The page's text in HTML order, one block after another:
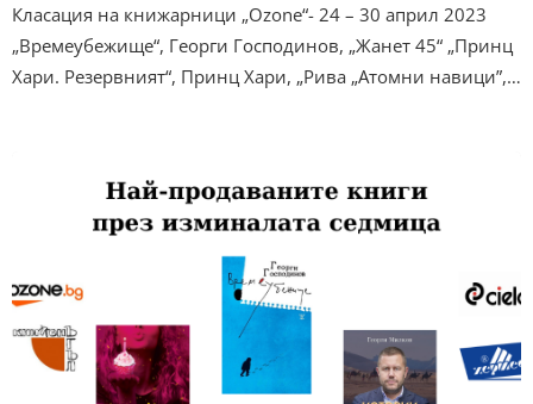
Класация на книжарници „Ozone“- 24 – 30 април 2023
„Времеубежище“, Георги Господинов, „Жанет 45“ „Принц
Хари. Резервният“, Принц Хари, „Рива „Атомни навици”,…